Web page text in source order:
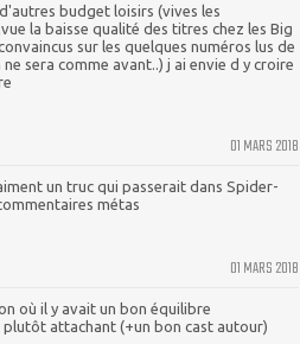
budget loisirs (vives les
la baisse qualité des titres chez les Big
sur les quelques numéros lus de
sera comme avant..) j ai envie d y croire
01 MARS 2018
un truc qui passerait dans Spider-
métas
01 MARS 2018
où il y avait un bon équilibre
attachant (+un bon cast autour)